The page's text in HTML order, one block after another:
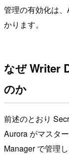
管理の有効化は
かります。
なぜ Writer
のか
前述のとおり
Aurora がマスタ
Manager で管理し